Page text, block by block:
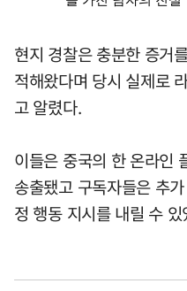
현지 경찰은 충분한 증거
적해왔다며 당시 실제로
고 알렸다.
이들은 중국의 한 온라인
송출됐고 구독자들은 추
정 행동 지시를 내릴 수